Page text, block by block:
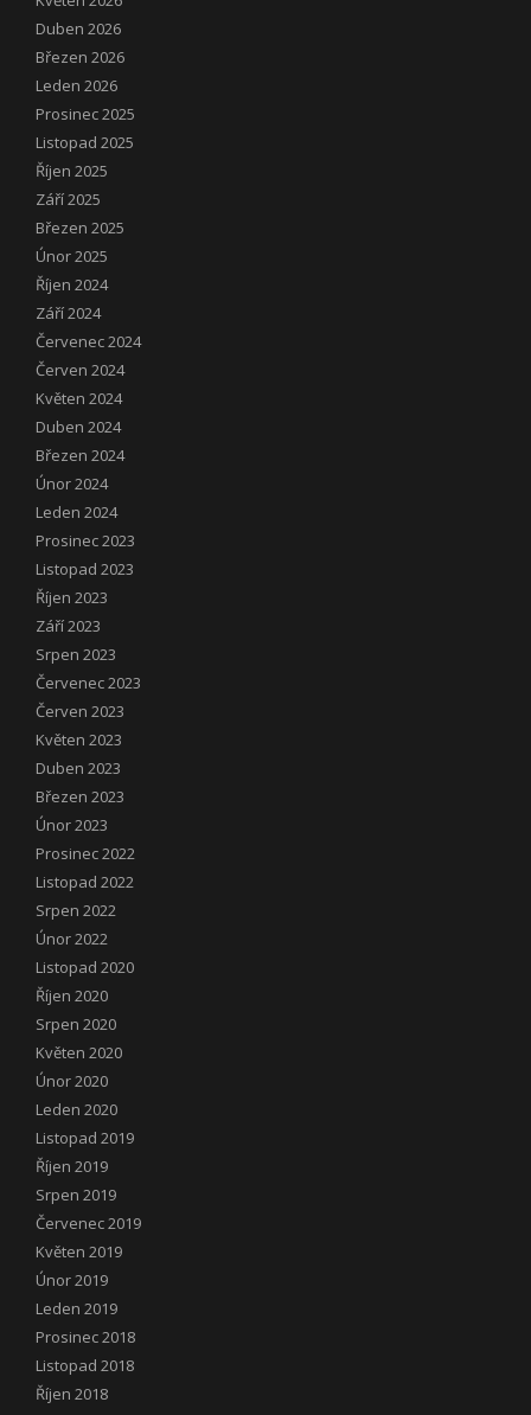
Duben 2026
Březen 2026
Leden 2026
Prosinec 2025
Listopad 2025
Říjen 2025
Září 2025
Březen 2025
Únor 2025
Říjen 2024
Září 2024
Červenec 2024
Červen 2024
Květen 2024
Duben 2024
Březen 2024
Únor 2024
Leden 2024
Prosinec 2023
Listopad 2023
Říjen 2023
Září 2023
Srpen 2023
Červenec 2023
Červen 2023
Květen 2023
Duben 2023
Březen 2023
Únor 2023
Prosinec 2022
Listopad 2022
Srpen 2022
Únor 2022
Listopad 2020
Říjen 2020
Srpen 2020
Květen 2020
Únor 2020
Leden 2020
Listopad 2019
Říjen 2019
Srpen 2019
Červenec 2019
Květen 2019
Únor 2019
Leden 2019
Prosinec 2018
Listopad 2018
Říjen 2018